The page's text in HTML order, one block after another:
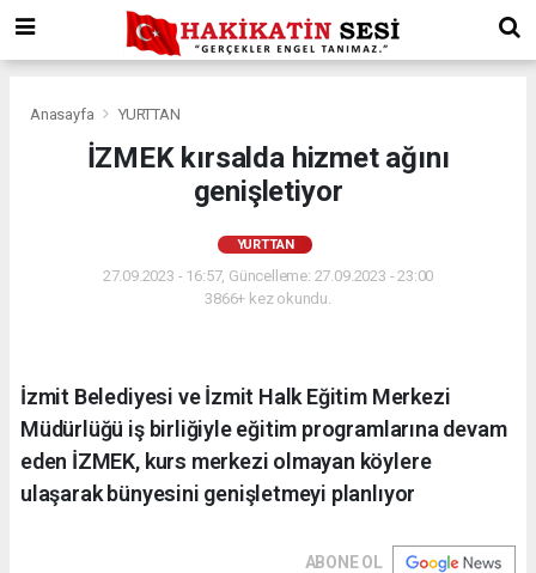
Anasayfa YURTTAN
İZMEK kırsalda hizmet ağını
genişletiyor
YURTTAN
27.09.2023 - 16:57, Güncelleme: 27.09.2023 - 23:00
3866+ kez okundu.
İzmit Belediyesi ve İzmit Halk Eğitim Merkezi
Müdürlüğü iş birliğiyle eğitim programlarına devam
eden İZMEK, kurs merkezi olmayan köylere
ulaşarak bünyesini genişletmeyi planlıyor
ABONE OL